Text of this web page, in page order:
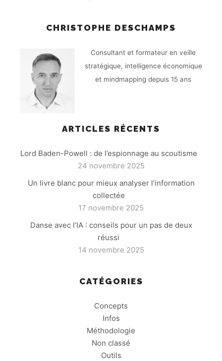
CHRISTOPHE DESCHAMPS
Consultant et formateur en veille
stratégique, intelligence économique
et mindmapping depuis 15 ans
ARTICLES RÉCENTS
Lord Baden-Powell : de l’espionnage au scoutisme
24 novembre 2025
Un livre blanc pour mieux analyser l’information
collectée
17 novembre 2025
Danse avec l’IA : conseils pour un pas de deux
réussi
14 novembre 2025
CATÉGORIES
Concepts
Infos
Méthodologie
Non classé
Outils